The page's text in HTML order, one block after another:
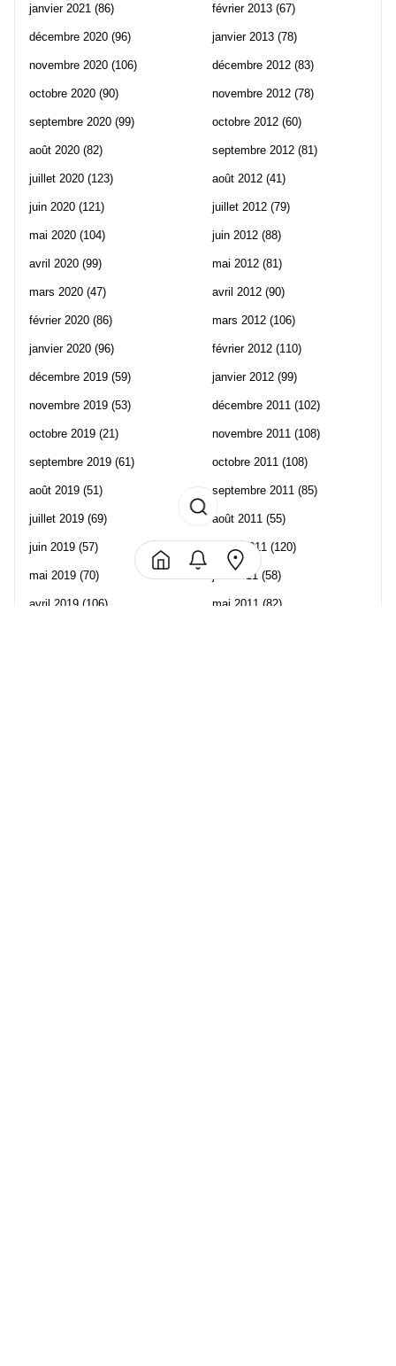
janvier 2021 (86)
décembre 2020 (96)
novembre 2020 (106)
octobre 2020 (90)
septembre 2020 (99)
août 2020 (82)
juillet 2020 (123)
juin 2020 (121)
mai 2020 (104)
avril 2020 (99)
mars 2020 (47)
février 2020 (86)
janvier 2020 (96)
décembre 2019 (59)
novembre 2019 (53)
octobre 2019 (21)
septembre 2019 (61)
août 2019 (51)
juillet 2019 (69)
juin 2019 (57)
mai 2019 (70)
avril 2019 (106)
février 2013 (67)
janvier 2013 (78)
décembre 2012 (83)
novembre 2012 (78)
octobre 2012 (60)
septembre 2012 (81)
août 2012 (41)
juillet 2012 (79)
juin 2012 (88)
mai 2012 (81)
avril 2012 (90)
mars 2012 (106)
février 2012 (110)
janvier 2012 (99)
décembre 2011 (102)
novembre 2011 (108)
octobre 2011 (108)
septembre 2011 (85)
août 2011 (55)
juillet 2011 (120)
juin 2011 (58)
mai 2011 (82)